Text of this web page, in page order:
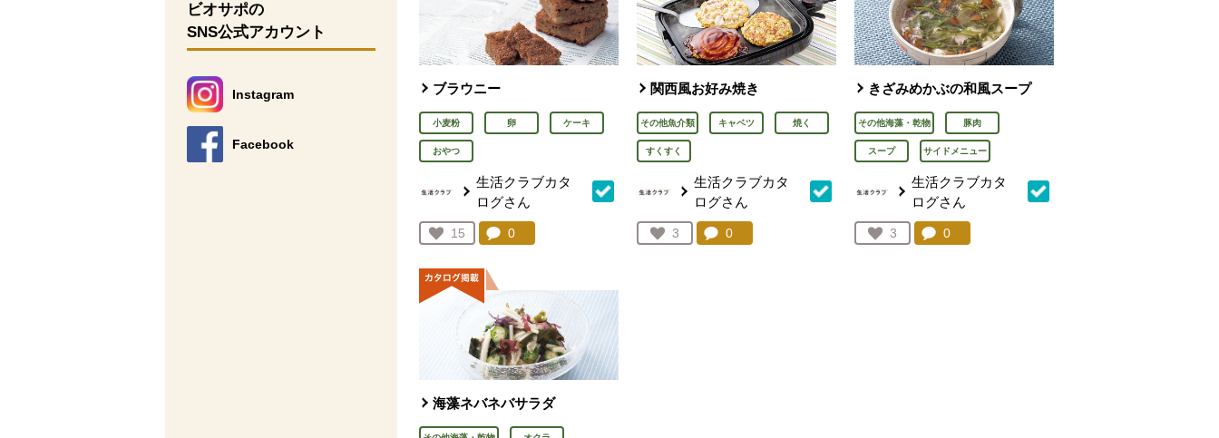
ビオサポの
SNS公式アカウント
Instagram
別のウィンドウで開きます。
Facebook
別のウィンドウで開きます。
ブラウニー
小麦粉 卵 ケーキ
おやつ
生活クラブカタ
ログさん
お気に入り登録：
15
人が登録
コメント：
0
関西風お好み焼き
その他魚介類 キャベツ 焼く
すくすく
生活クラブカタ
ログさん
お気に入り登録：
3
人が登録
コメント：
0件。コメントを見る。
きざみめかぶの和風スープ
その他海藻・乾物 豚肉
スープ サイドメニュー
生活クラブカタ
ログさん
お気に入り登録：
3
人が登録
コメント：
0件。コメントを見る。
海藻ネバネバサラダ